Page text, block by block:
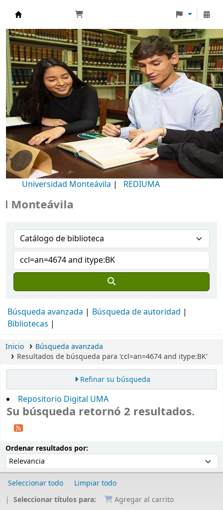
Biblioteca Universidad Monteávila
Universidad Monteávila | REDIUMA
Búsqueda avanzada
Búsqueda de autoridad
Bibliotecas
Inicio
Búsqueda avanzada
Resultados de búsqueda para 'ccl=an=4674 and itype:BK'
Refinar su búsqueda
Repositorio Digital UMA
Su búsqueda retornó 2 resultados.
Ordenar resultados por:
Seleccionar todo
Limpiar todo
Seleccionar títulos para:
Agregar al carrito